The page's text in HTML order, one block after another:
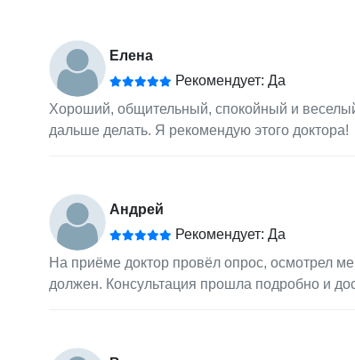
Елена
Рекомендует: Да
Хороший, общительный, спокойный и
дальше делать. Я рекомендую этого доктора!
Андрей
Рекомендует: Да
На приёме доктор провёл опрос, осмотрел
должен. Консультация прошла подробно и